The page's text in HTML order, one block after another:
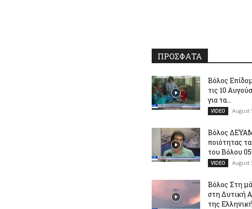
ΠΡΟΣΦΑΤΑ
Βόλος
τις 10
για τα...
VIDEO August
Βόλος
ποιότητας
του Βόλου
VIDEO August
Βόλος Στη
στη Δυτική
της